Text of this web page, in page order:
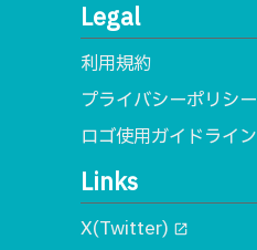
Legal
利用規約
プライバシーポリシー
ロゴ使用ガイドライン
Links
X(Twitter) open_in_new